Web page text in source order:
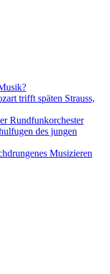
trifft späten Strauss,
Rundfunkorchester
des jungen
Musizieren